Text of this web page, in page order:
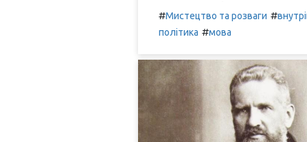
#Мистецтво та розваги #
політика #мова